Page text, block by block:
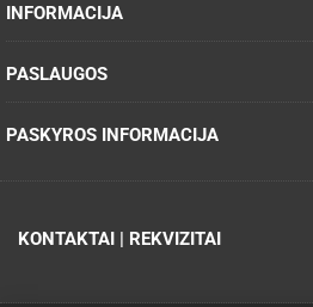
INFORMACIJA
PASLAUGOS
PASKYROS INFORMACIJA
KONTAKTAI | REKVIZITAI